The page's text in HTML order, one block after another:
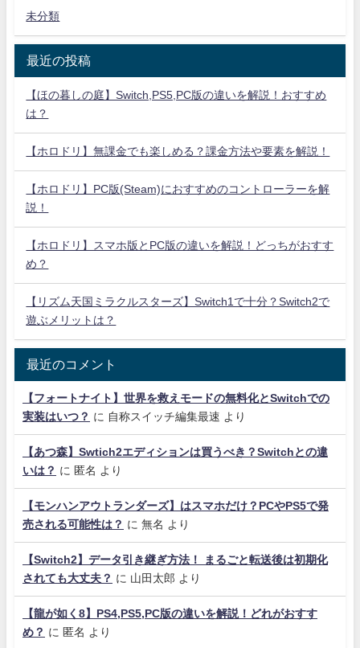
未分類
最近の投稿
【ほの暮しの庭】Switch,PS5,PC版の違いを解説！おすすめ
は？
【ホロドリ】無課金でも楽しめる？課金方法や要素を解説！
【ホロドリ】PC版(Steam)におすすめのコントローラーを解
説！
【ホロドリ】スマホ版とPC版の違いを解説！どっちがおすす
め？
【リズム天国ミラクルスターズ】Switch1で十分？Switch2で
遊ぶメリットは？
最近のコメント
【フォートナイト】世界を救えモードの無料化とSwitchでの
実装はいつ？ に 自称スイッチ編集最速 より
【あつ森】Swtich2エディションは買うべき？Switchとの違
いは？ に 匿名 より
【モンハンアウトランダーズ】はスマホだけ？PCやPS5で発
売される可能性は？ に 無名 より
【Switch2】データ引き継ぎ方法！ まるごと転送後は初期化
されても大丈夫？ に 山田太郎 より
【龍が如く8】PS4,PS5,PC版の違いを解説！どれがおすす
め？ に 匿名 より